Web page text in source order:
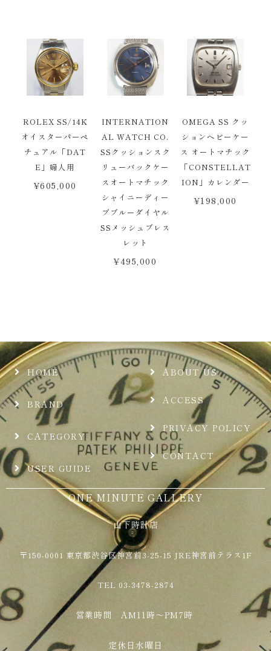
ROLEX SS/14K
オイスターパーペ
チュアル「DAT
E」婦人用
¥605,000
INTERNATION
AL WATCH CO.
SSクッションスク
リューバックケー
スオートマチック
シャイニーディー
プブルーダイヤル
SSメッシュブレス
レット
¥495,000
OMEGA SS クッ
ションヘビーケー
ス オートマチック
「CONSTELLAT
ION」カレンダー
¥198,000
HOME
BRAND
CATEGORY
USER GUIDE
ABOUT US
ACCESS
PRIVACY POLICY
CONTACT
ONE MINUTE GALLERY
山下時計店
〒150-0001 東京都渋谷区神宮前3-25-15 JRE神宮前テラス1F
TEL 03-3478-2874
営業時間 AM11時～PM7時
定休日水曜日